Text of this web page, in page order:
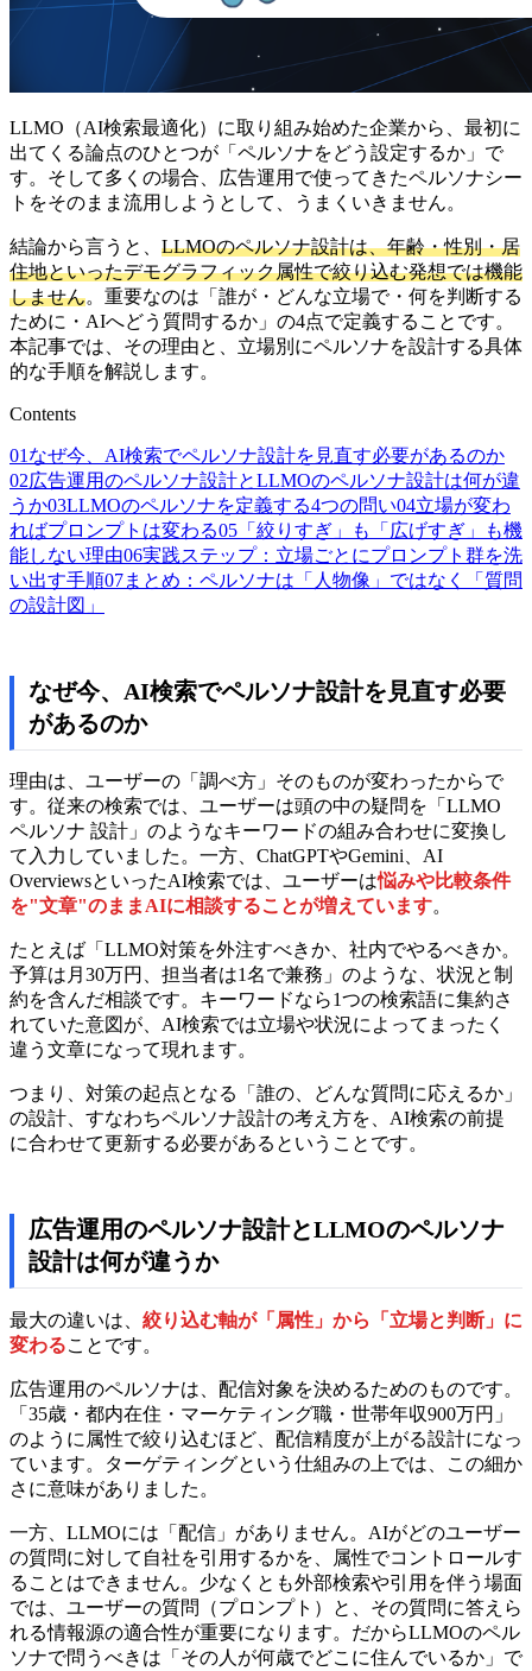
LLMO（AI検索最適化）に取り組み始めた企業から、最初に
出てくる論点のひとつが「ペルソナをどう設定するか」で
す。そして多くの場合、広告運用で使ってきたペルソナシー
トをそのまま流用しようとして、うまくいきません。
結論から言うと、 LLMOのペルソナ設計は、年齢・性別・居
住地といったデモグラフィック属性で絞り込む発想では機能
しません。重要なのは「誰が・どんな立場で・何を判断する
ために・AIへどう質問するか」の4点で定義することです。
本記事では、その理由と、立場別にペルソナを設計する具体
的な手順を解説します。
Contents
01 なぜ今、AI検索でペルソナ設計を見直す必要があるのか
02広告運用のペルソナ設計とLLMOのペルソナ設計は何が違
うか03LLMOのペルソナを定義する4つの問い04立場が変わ
ればプロンプトは変わる05 「絞りすぎ」も「広げすぎ」も機
能しない理由06実践ステップ：立場ごとにプロンプト群を洗
い出す手順07まとめ：ペルソナは「人物像」ではなく「質問
の設計図」
なぜ今、AI検索でペルソナ設計を見直す必要
があるのか
理由は、ユーザーの「調べ方」そのものが変わったからで
す。従来の検索では、ユーザーは頭の中の疑問を「LLMO
ペルソナ 設計」のようなキーワードの組み合わせに変換し
て入力していました。一方、ChatGPTやGemini、AI
OverviewsといったAI検索では、ユーザーは悩みや比較条件
を"文章"のままAIに相談することが増えています。
たとえば「LLMO対策を外注すべきか、社内でやるべきか。
予算は月30万円、担当者は1名で兼務」のような、状況と制
約を含んだ相談です。キーワードなら1つの検索語に集約さ
れていた意図が、AI検索では立場や状況によってまったく
違う文章になって現れます。
つまり、対策の起点となる「誰の、どんな質問に応えるか」
の設計、すなわちペルソナ設計の考え方を、AI検索の前提
に合わせて更新する必要があるということです。
広告運用のペルソナ設計とLLMOのペルソナ
設計は何が違うか
最大の違いは、 絞り込む軸が「属性」から「立場と判断」に
変わることです。
広告運用のペルソナは、配信対象を決めるためのものです。
「35歳・都内在住・マーケティング職・世帯年収900万円」
のように属性で絞り込むほど、配信精度が上がる設計になっ
ています。ターゲティングという仕組みの上では、この細か
さに意味がありました。
一方、LLMOには「配信」がありません。AIがどのユーザー
の質問に対して自社を引用するかを、属性でコントロールす
ることはできません。少なくとも外部検索や引用を伴う場面
では、ユーザーの質問（プロンプト）と、その質問に答えら
れる情報源の適合性が重要になります。だからLLMOのペル
ソナで問うべきは「その人が何歳でどこに住んでいるか」で